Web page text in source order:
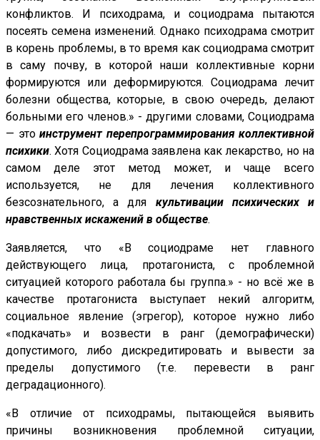
конфликтов. И психодрама, и социодрама пытаются
посеять семена изменений. Однако психодрама смотрит
в корень проблемы, в то время как социодрама смотрит
в саму почву, в которой наши коллективные корни
формируются или деформируются. Социодрама лечит
болезни общества, которые, в свою очередь, делают
больными его членов.» - другими словами, Социодрама
— это инструмент перепрограммирования коллективной
психики. Хотя Социодрама заявлена как лекарство, но на
самом деле этот метод может, и чаще всего
используется, не для лечения коллективного
безсознательного, а для культивации психических и
нравственных искажений в обществе.
Заявляется, что «В социодраме нет главного
действующего лица, протагониста, с проблемной
ситуацией которого работала бы группа.» - но всё же в
качестве протагониста выступает некий алгоритм,
социальное явление (эгрегор), которое нужно либо
«подкачать» и возвести в ранг (демографически)
допустимого, либо дискредитировать и вывести за
пределы допустимого (т.е. перевести в ранг
деградационного).
«В отличие от психодрамы, пытающейся выявить
причины возникновения проблемной ситуации,